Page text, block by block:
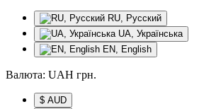
RU, Русский
UA, Українська
EN, English
Валюта: UAH грн.
$ AUD